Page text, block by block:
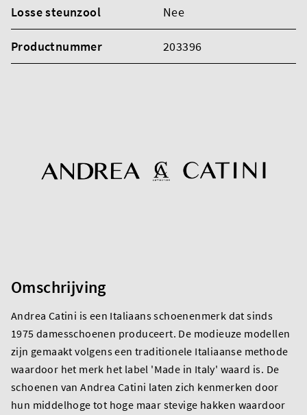
Losse steunzool Nee
Productnummer 203396
Omschrijving
Andrea Catini is een Italiaans schoenenmerk dat sinds
1975 damesschoenen produceert. De modieuze modellen
zijn gemaakt volgens een traditionele Italiaanse methode
waardoor het merk het label 'Made in Italy' waard is. De
schoenen van Andrea Catini laten zich kenmerken door
hun middelhoge tot hoge maar stevige hakken waardoor